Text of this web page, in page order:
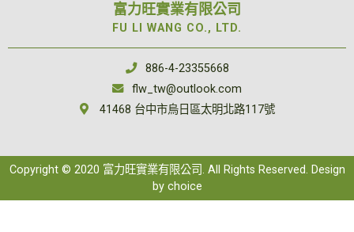
富力旺實業有限公司
FU LI WANG CO., LTD.
886-4-23355668
flw_tw@outlook.com
41468 台中市烏日區太明北路117號
Copyright © 2020 富力旺實業有限公司. All Rights Reserved. Design
by choice